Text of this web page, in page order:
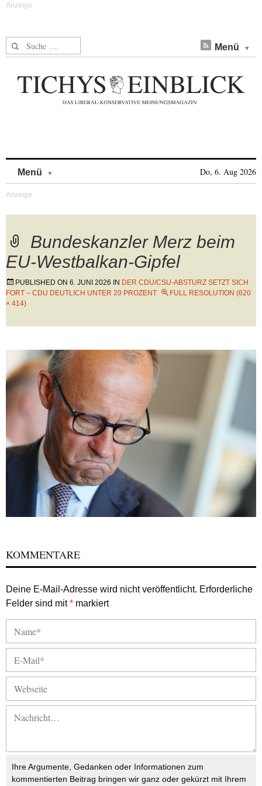
Suche nach: Menü
Menü Do, 6. Aug 2026
Bundeskanzler Merz beim
EU-Westbalkan-Gipfel
PUBLISHED ON 6. JUNI 2026 IN DER CDU/CSU-ABSTURZ SETZT SICH
FORT – CDU DEUTLICH UNTER 20 PROZENT
FULL RESOLUTION (620
× 414)
KOMMENTARE
Deine E-Mail-Adresse wird nicht veröffentlicht. Erforderliche
Felder sind mit* markiert
Ihre Argumente, Gedanken oder Informationen zum
kommentierten Beitrag bringen wir ganz oder gekürzt mit Ihrem